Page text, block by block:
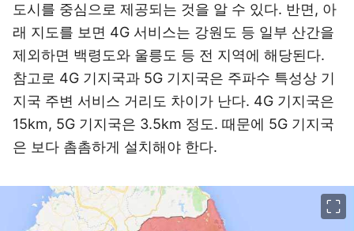
도시를 중심으로 제공되는 것을 알 수 있다. 반면, 아
래 지도를 보면 4G 서비스는 강원도 등 일부 산간을
제외하면 백령도와 울릉도 등 전 지역에 해당된다.
참고로 4G 기지국과 5G 기지국은 주파수 특성상 기
지국 주변 서비스 거리도 차이가 난다. 4G 기지국은
15km, 5G 기지국은 3.5km 정도. 때문에 5G 기지국
은 보다 촘촘하게 설치해야 한다.